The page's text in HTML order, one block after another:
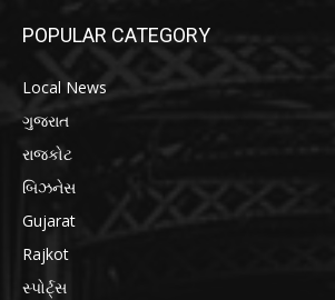
POPULAR CATEGORY
Local News
ગુજરાત
રાજકોટ
બિઝનેસ
Gujarat
Rajkot
સ્પોર્ટ્સ